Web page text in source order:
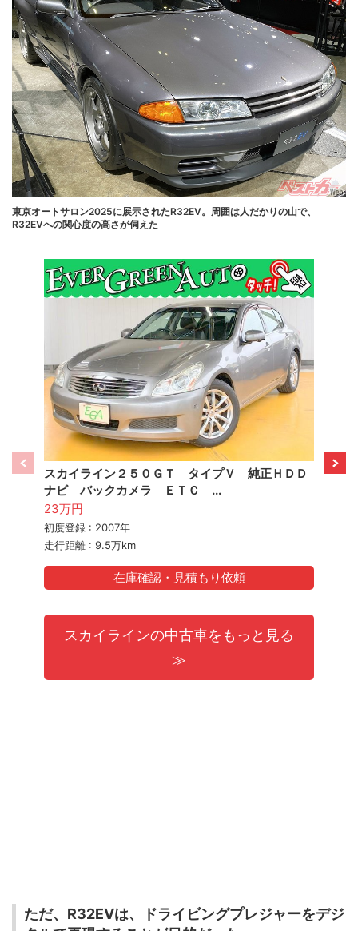
東京オートサロン2025に展示されたR32EV。周囲は人だかりの山で、
R32EVへの関心度の高さが伺えた
スカイライン２５０ＧＴ タイプＶ 純正ＨＤＤ
ナビ バックカメラ ＥＴＣ ...
23万円
初度登録 : 2007年
走行距離 : 9.5万km
在庫確認・見積もり依頼
スカ
スカイラインの中古車をもっと見る
≫
ただ、R32EVは、ドライビングプレジャーをデジ